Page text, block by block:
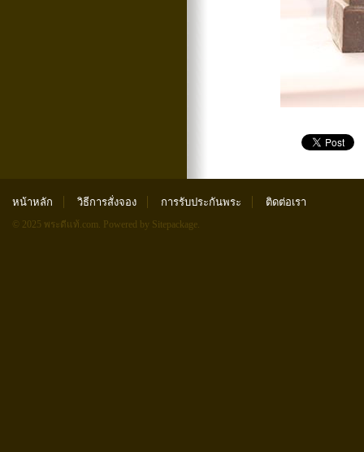
หน้าหลัก วิธีการสั่งจอง การรับประกันพระ ติดต่อเรา
© 2025 พระดีแท้.com. Powered by Sitepackage.